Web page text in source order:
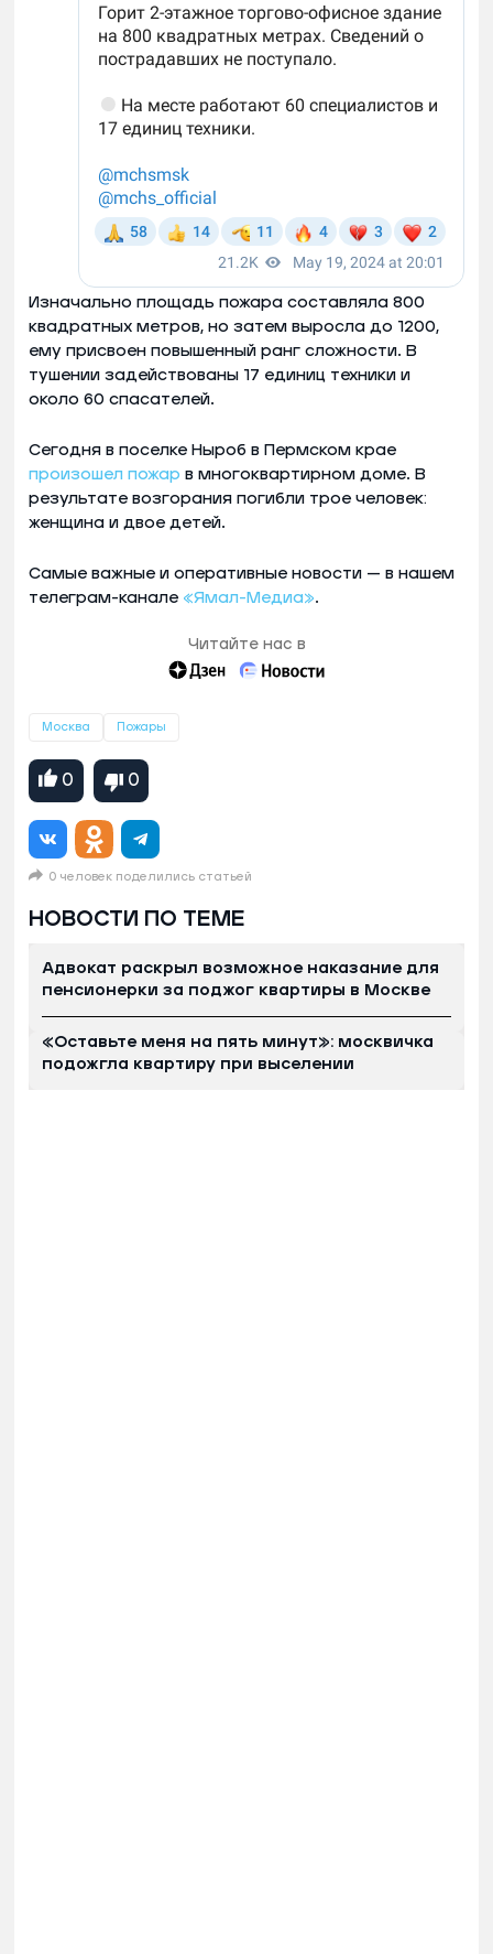
Изначально площадь пожара составляла 800
квадратных метров, но затем выросла до 1200,
ему присвоен повышенный ранг сложности. В
тушении задействованы 17 единиц техники и
около 60 спасателей.
Сегодня в поселке Ныроб в Пермском крае
произошел пожар в многоквартирном доме. В
результате возгорания погибли трое человек:
женщина и двое детей.
Самые важные и оперативные новости — в нашем
телеграм-канале «Ямал-Медиа».
Читайте нас в
Москва Пожары
0 0
0 человек поделились статьей
НОВОСТИ ПО ТЕМЕ
Адвокат раскрыл возможное наказание для
пенсионерки за поджог квартиры в Москве
«Оставьте меня на пять минут»: москвичка
подожгла квартиру при выселении